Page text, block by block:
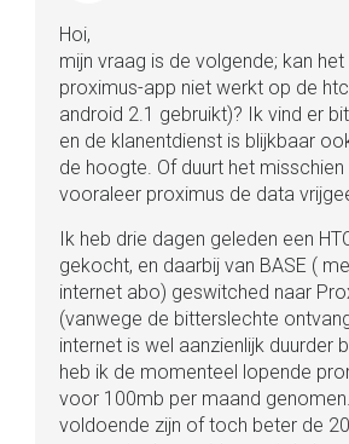
Hoi,
mijn vraag is de volgende; kan
proximus-app niet werkt op de
android 2.1 gebruikt)? Ik vind er
en de klanentdienst is blijkbaar
de hoogte. Of duurt het
vooraleer proximus de data
Ik heb drie dagen geleden een
gekocht, en daarbij van BASE (
internet abo) geswitched naar
(vanwege de bitterslechte
internet is wel aanzienlijk duurder
heb ik de momenteel lopende
voor 100mb per maand
voldoende zijn of toch beter de